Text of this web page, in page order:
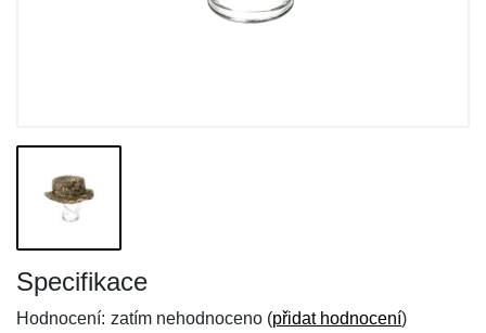
Specifikace
Hodnocení: zatím nehodnoceno (přidat hodnocení)